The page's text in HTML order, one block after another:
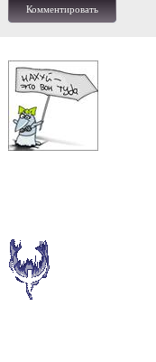
Комментировать